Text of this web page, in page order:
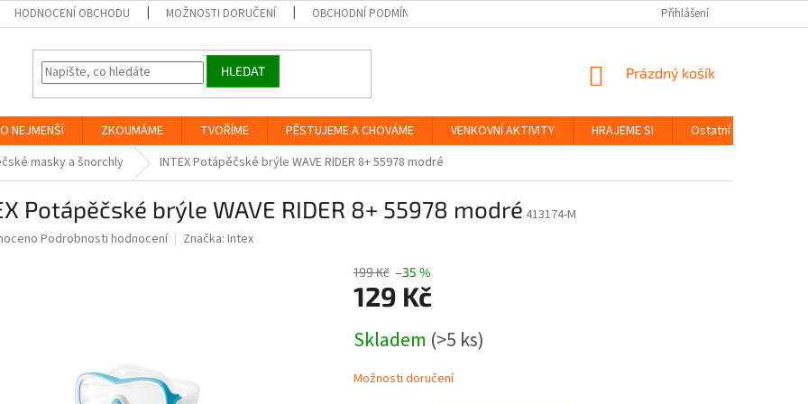
HODNOCENÍ OBCHODU MOŽNOSTI DORUČENÍ OBCHODNÍ PODMÍNKY ZÁSADY OCHRANY
Přihlášení
HLEDAT
NÁKUPNÍ
Prázdný košík
NEJMENŠÍ ZKOUMÁME TVOŘÍME PĚSTUJEME A CHOVÁME VENKOVNÍ AKTIVITY HRAJEME SI Ostatní
masky a šnorchly INTEX Potápěčské brýle WAVE RIDER 8+ 55978 modré
Potápěčské brýle WAVE RIDER 8+ 55978 modré 413174-M
Podrobnosti hodnocení Značka: Intex
199 Kč –35 %
129 Kč
cena:
Skladem (>5 ks)
Možnosti doručení